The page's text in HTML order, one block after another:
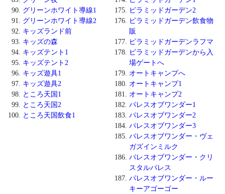
グリーンホワイト導線1
グリーンホワイト導線2
キッズランド前
キッズの森
キッズテント1
キッズテント2
キッズ遊具1
キッズ遊具2
ところ天国1
ところ天国2
ところ天国飲食1
ピラミッドガーデン2
ピラミッドガーデン飲食物
販
ピラミッドガーデンラフマ
ピラミッドガーデンから入
場ゲートへ
オートキャンプへ
オートキャンプ1
オートキャンプ2
パレスオブワンダー1
パレスオブワンダー2
パレスオブワンダー3
パレスオブワンダー・ヴェ
ガズインミルク
パレスオブワンダー・クリ
スタルパレス
パレスオブワンダー・ルー
キーアゴーゴー